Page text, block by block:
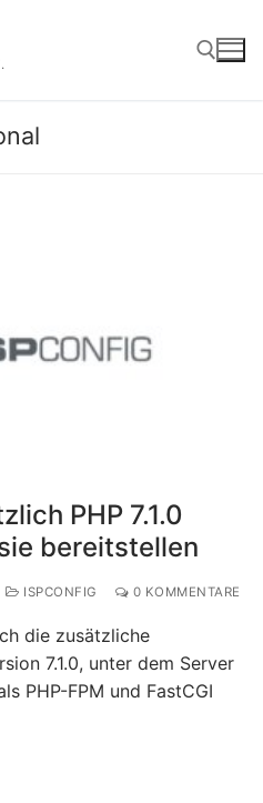
Suchen nach:
PHP 7.1.0
bereitstellen
ISPCONFIG 0 KOMMENTARE
die zusätzliche
7.1.0, unter dem Server
PHP-FPM und FastCGI